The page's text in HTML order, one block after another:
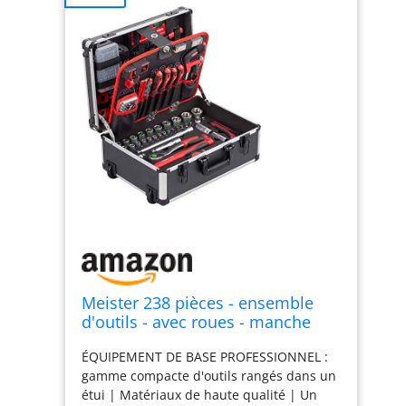
Meister 238 pièces - ensemble
d'outils - avec roues - manche
professionnelle remplie/boîte à
outils mobile sur roues/boîte à
outils complète avec outils/
ÉQUIPEMENT DE BASE PROFESSIONNEL :
gamme compacte d'outils rangés dans un
étui | Matériaux de haute qualité | Un